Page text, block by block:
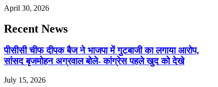
April 30, 2026
Recent News
पीसीसी चीफ दीपक बैज ने भाजपा में गुटबाजी का लगाया आरोप,
सांसद बृजमोहन अग्रवाल बोले- कांग्रेस पहले खुद को देखे
July 15, 2026